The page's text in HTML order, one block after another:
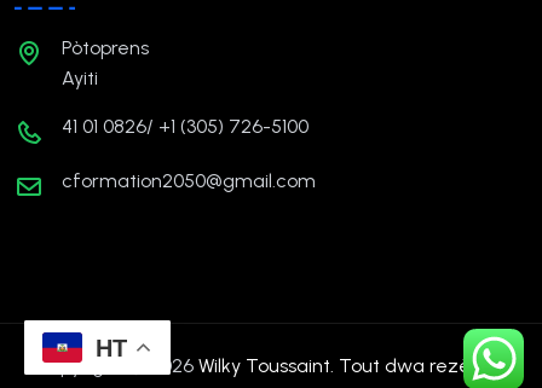
Pòtoprens
Ayiti
41 01 0826/ +1 (305) 726-5100
cformation2050@gmail.com
Copyright © 2026 Wilky Toussaint. Tout dwa rezève.
HT